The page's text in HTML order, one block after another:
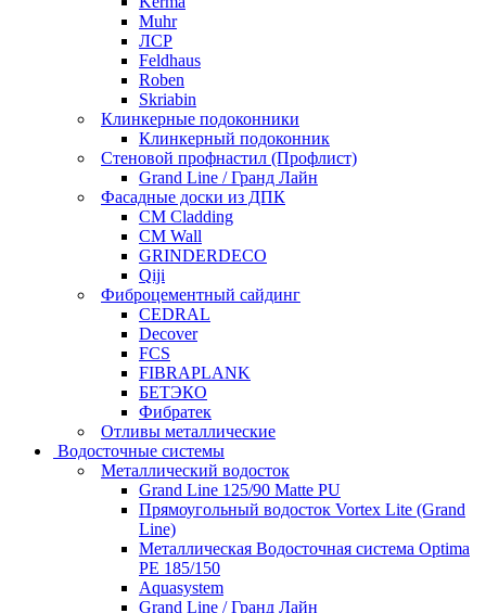
Muhr
ЛСР
Feldhaus
Roben
Skriabin
Клинкерные подоконники
Клинкерный подоконник
Стеновой профнастил (Профлист)
Grand Line / Гранд Лайн
Фасадные доски из ДПК
CM Cladding
CM Wall
GRINDERDECO
Qiji
Фиброцементный сайдинг
CEDRAL
Decover
FCS
FIBRAPLANK
БЕТЭКО
Фибратек
Отливы металлические
Водосточные системы
Металлический водосток
Grand Line 125/90 Matte PU
Прямоугольный водосток Vortex Lite (Grand
Line)
Металлическая Водосточная система Optima
PE 185/150
Aquasystem
Grand Line / Гранд Лайн